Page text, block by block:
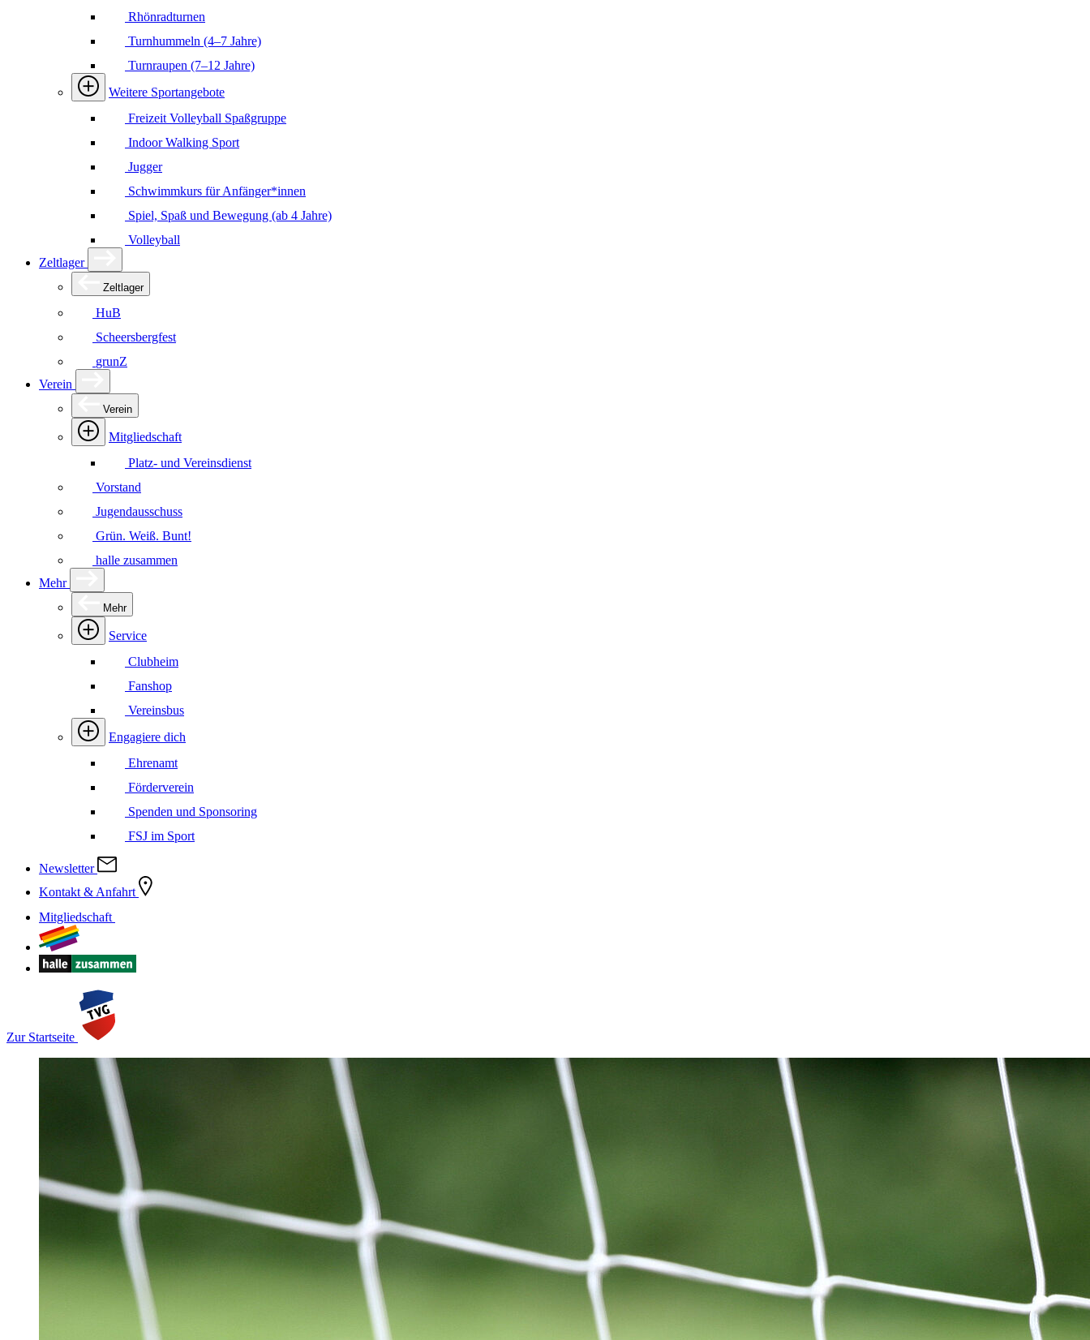
Rhönradturnen
Turnhummeln (4–7 Jahre)
Turnraupen (7–12 Jahre)
Weitere Sportangebote
Freizeit Volleyball Spaßgruppe
Indoor Walking Sport
Jugger
Schwimmkurs für Anfänger*innen
Spiel, Spaß und Bewegung (ab 4 Jahre)
Volleyball
Zeltlager
Zeltlager
HuB
Scheersbergfest
grunZ
Verein
Verein
Mitgliedschaft
Platz- und Vereinsdienst
Vorstand
Jugendausschuss
Grün. Weiß. Bunt!
halle zusammen
Mehr
Mehr
Service
Clubheim
Fanshop
Vereinsbus
Engagiere dich
Ehrenamt
Förderverein
Spenden und Sponsoring
FSJ im Sport
Newsletter
Kontakt & Anfahrt
Mitgliedschaft
Zur Startseite